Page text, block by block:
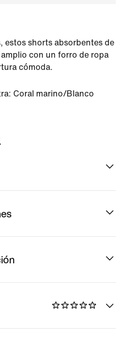
estos shorts absorbentes de
con un forro de ropa
cómoda.
Coral marino/Blanco